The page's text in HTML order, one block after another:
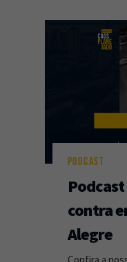
PODCAST
contra
Alegre